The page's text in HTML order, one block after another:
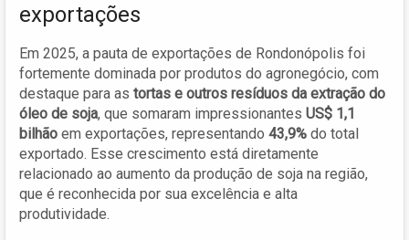
exportações
Em 2025, a pauta de exportações de Rondonópolis foi
fortemente dominada por produtos do agronegócio, com
destaque para as tortas e outros resíduos da extração do
óleo de soja, que somaram impressionantes US$ 1,1
bilhão em exportações, representando 43,9% do total
exportado. Esse crescimento está diretamente
relacionado ao aumento da produção de soja na região,
que é reconhecida por sua excelência e alta
produtividade.